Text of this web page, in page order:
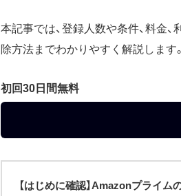
本記事では、登録人数や条件、料金
除方法までわかりやすく解説します。
初回30日間無料
【はじめに確認】Amazonプライ